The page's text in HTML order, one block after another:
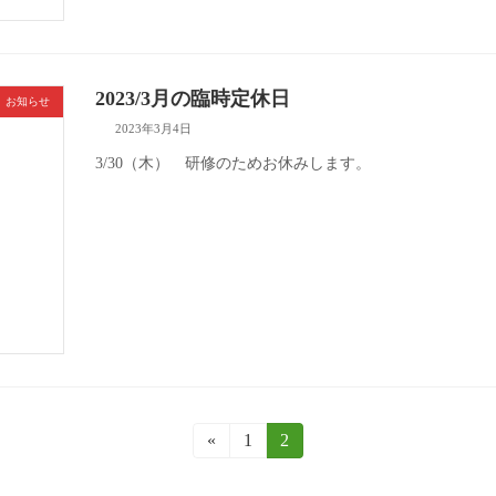
お知らせ 2023/3月の臨時定休日
2023年3月4日
3/30（木） 研修のためお休みします。
«
固
1
固
定
2